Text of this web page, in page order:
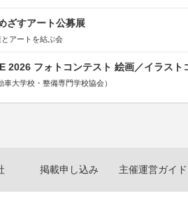
ざすアート公募展
アートを結ぶ会
2026 フォトコンテスト 絵画／イラスト
車大学校・整備専門学校協会）
掲載申し込み 主催運営ガイド